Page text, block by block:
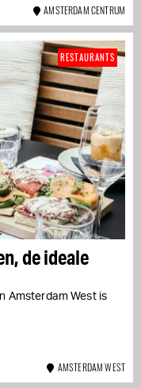
AMSTERDAM CENTRUM
de ideale
Amsterdam West is
RESTAURANTS
AMSTERDAM WEST